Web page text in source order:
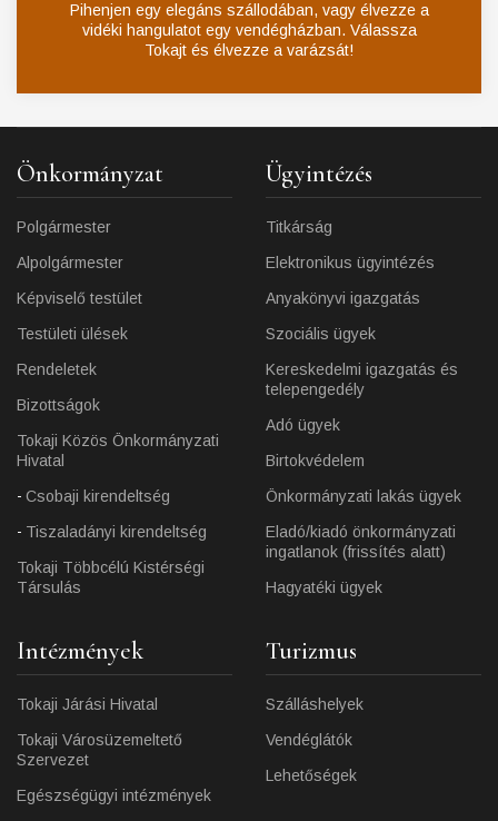
Pihenjen egy elegáns szállodában, vagy élvezze a
vidéki hangulatot egy vendégházban. Válassza
Tokajt és élvezze a varázsát!
Önkormányzat
Polgármester
Alpolgármester
Képviselő testület
Testületi ülések
Rendeletek
Bizottságok
Tokaji Közös Önkormányzati
Hivatal
Csobaji kirendeltség
Tiszaladányi kirendeltség
Tokaji Többcélú Kistérségi
Társulás
Ügyintézés
Titkárság
Elektronikus ügyintézés
Anyakönyvi igazgatás
Szociális ügyek
Kereskedelmi igazgatás és
telepengedély
Adó ügyek
Birtokvédelem
Önkormányzati lakás ügyek
Eladó/kiadó önkormányzati
ingatlanok (frissítés alatt)
Hagyatéki ügyek
Intézmények
Tokaji Járási Hivatal
Tokaji Városüzemeltető
Szervezet
Egészségügyi intézmények
Turizmus
Szálláshelyek
Vendéglátók
Lehetőségek